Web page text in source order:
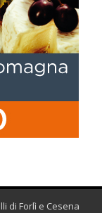
di Forlì e Cesena